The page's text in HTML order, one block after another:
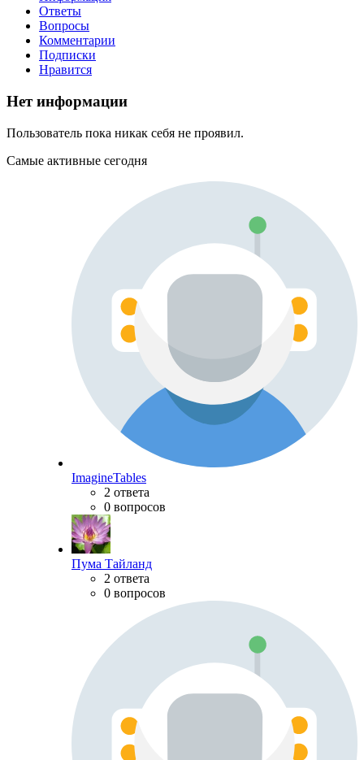
Ответы
Вопросы
Комментарии
Подписки
Нравится
Нет информации
Пользователь пока никак себя не проявил.
Самые активные сегодня
ImagineTables
2 ответа
0 вопросов
Пума Тайланд
2 ответа
0 вопросов